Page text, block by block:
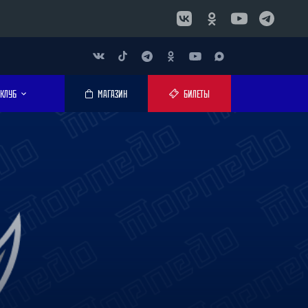
КЛУБ МАГАЗИН БИЛЕТЫ